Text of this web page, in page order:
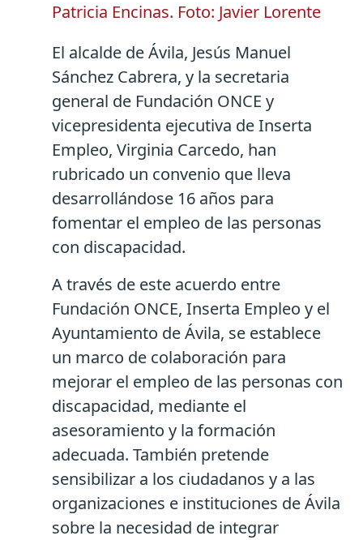
Patricia Encinas. Foto: Javier Lorente
El alcalde de Ávila, Jesús Manuel
Sánchez Cabrera, y la secretaria
general de Fundación ONCE y
vicepresidenta ejecutiva de Inserta
Empleo, Virginia Carcedo, han
rubricado un convenio que lleva
desarrollándose 16 años para
fomentar el empleo de las personas
con discapacidad.
A través de este acuerdo entre
Fundación ONCE, Inserta Empleo y el
Ayuntamiento de Ávila, se establece
un marco de colaboración para
mejorar el empleo de las personas con
discapacidad, mediante el
asesoramiento y la formación
adecuada. También pretende
sensibilizar a los ciudadanos y a las
organizaciones e instituciones de Ávila
sobre la necesidad de integrar